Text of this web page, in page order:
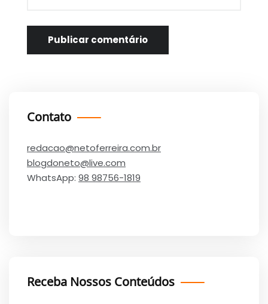
Contato
redacao@netoferreira.com.br
blogdoneto@live.com
WhatsApp: 98 98756-1819
Receba Nossos Conteúdos